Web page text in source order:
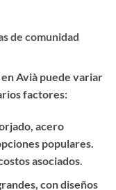
de comunidad
Avià puede variar
factores:
acero
populares.
asociados.
con diseños